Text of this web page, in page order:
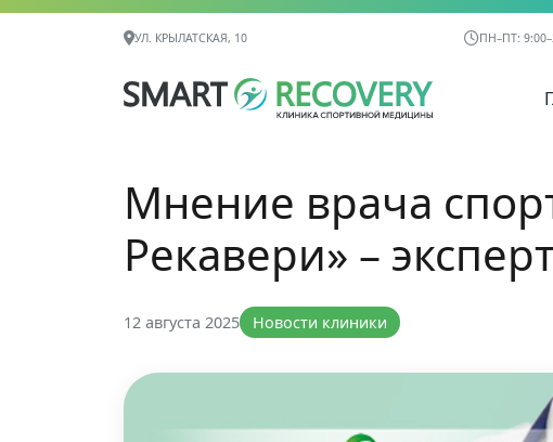
Контактная информация
УЛ. КРЫЛАТСКАЯ, 10 ПН–ПТ:
Мнение врача
Рекавери» –
12 августа 2025 Новости клиники